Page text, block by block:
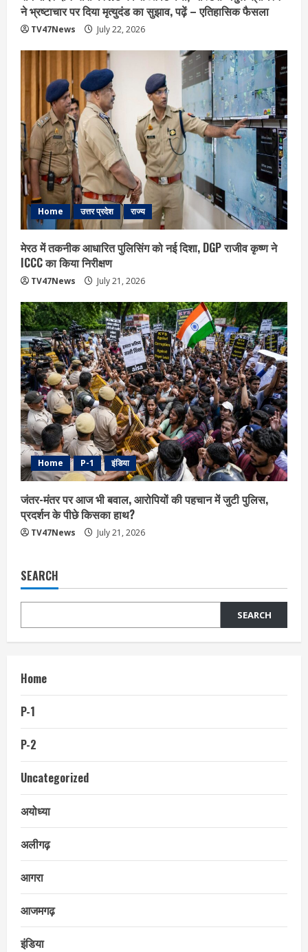
ने भ्रष्टाचार पर द‍िया मृत्युदंड का सुझाव, पढ़ें – एत‍िहास‍िक फैसला
TV47News July 22, 2026
Home उत्तर प्रदेश राज्य
मेरठ में तकनीक आधारित पुलिसिंग को नई दिशा, DGP राजीव कृष्ण ने
ICCC का किया निरीक्षण
TV47News July 21, 2026
Home P-1 इंडिया
जंतर-मंतर पर आज भी बवाल, आरोपियों की पहचान में जुटी पुलिस,
प्रदर्शन के पीछे किसका हाथ?
TV47News July 21, 2026
SEARCH
SEARCH
Home
P-1
P-2
Uncategorized
अयोध्या
अलीगढ़
आगरा
आजमगढ़
इंडिया